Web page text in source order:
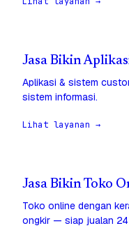
Jasa Bikin
Aplikasi & sistem
sistem informasi.
Lihat layanan →
Jasa Bikin Toko
Toko online dengan
ongkir — siap jualan 24